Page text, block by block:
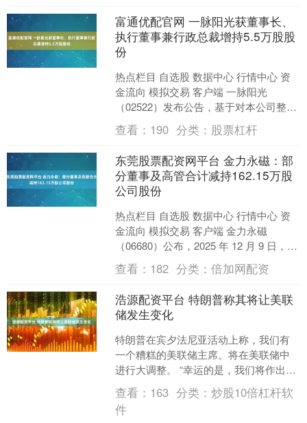
富通优配官网 一脉阳光获董事长、
执行董事兼行政总裁增持5.5万股股
份
热点栏目 自选股 数据中心 行情中心 资
金流向 模拟交易 客户端 一脉阳光
（02522）发布公告，基于对本公司整体
发展前景及增长潜力的信心，为促进本
公司持续、稳....
查看： 190 分类： 股票杠杆
东莞股票配资网平台 金力永磁：部
分董事及高管合计减持162.15万股
公司股份
热点栏目 自选股 数据中心 行情中心 资
金流向 模拟交易 客户端 金力永磁
（06680）公布，2025 年 12 月 9 日，公
司收到董事、高级管理人员吕锋先生....
查看： 182 分类：倍加网配资
浩源配资平台 特朗普称其将让美联
储发生变化
特朗普在宾夕法尼亚活动上称，我们有
一个糟糕的美联储主席。将在美联储中
进行大调整。 “幸运的是，我们将作出改
变，”美国总统特朗普在宾夕法尼亚州就
经济问题发表讲话、....
查看： 163 分类：炒股10倍杠杆软
件